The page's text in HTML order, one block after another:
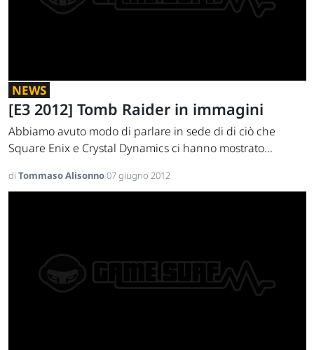
NEWS
[E3 2012] Tomb Raider in immagini
Abbiamo avuto modo di parlare in sede di di ciò che
Square Enix e Crystal Dynamics ci hanno mostrato...
di Tommaso Alisonno07 giugno 2012